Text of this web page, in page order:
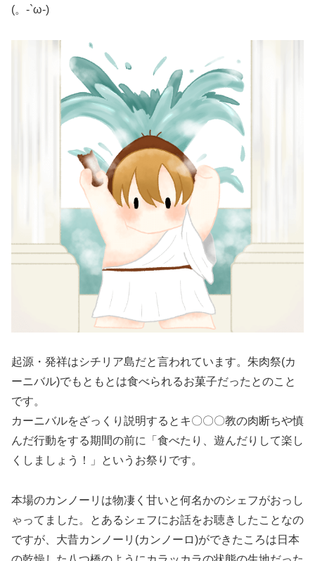
(。-`ω-)
起源・発祥はシチリア島だと言われています。朱肉祭(カ
ーニバル)でもともとは食べられるお菓子だったとのこと
です。
カーニバルをざっくり説明するとキ〇〇〇教の肉断ちや慎
んだ行動をする期間の前に「食べたり、遊んだりして楽し
くしましょう！」というお祭りです。
本場のカンノーリは物凄く甘いと何名かのシェフがおっし
ゃってました。とあるシェフにお話をお聴きしたことなの
ですが、大昔カンノーリ(カンノーロ)ができたころは日本